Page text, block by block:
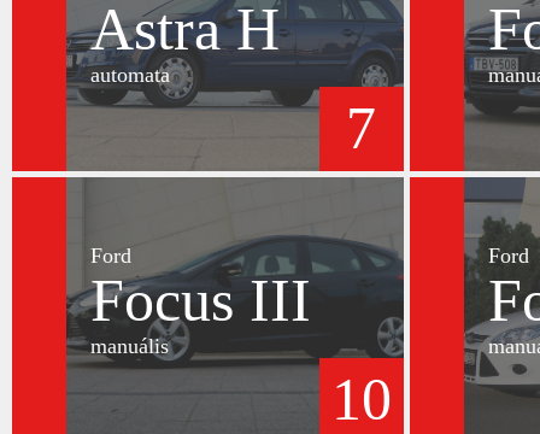
Astra H
automata
7
Ford
Focus III
manuális
10
Ford